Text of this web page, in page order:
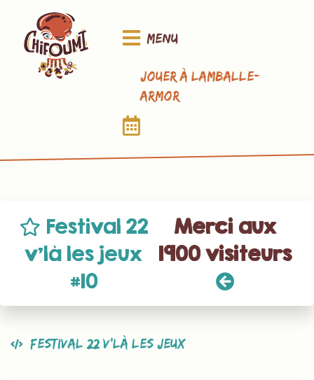
Menu
Jouer à Lamballe-
Armor
Festival 22
v’là les jeux
#10
Merci aux
1900 visiteurs
Festival 22 V’là les jeux